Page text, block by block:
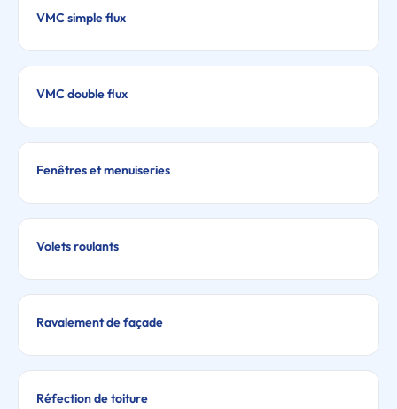
VMC simple flux
VMC double flux
Fenêtres et menuiseries
Volets roulants
Ravalement de façade
Réfection de toiture